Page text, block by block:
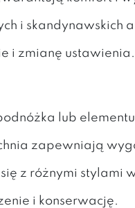
i skandynawskich
i zmianę ustawienia.
lub
zapewniają
z różnymi stylami
i konserwację.